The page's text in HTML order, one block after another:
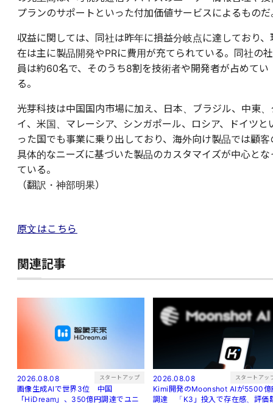
プランのサポートといった付加価値サービスによるものだ
収益に関しては、同社は昨年に損益分岐点に達しており、
在は主に製品開発やPRに費用が充てられている。同社の社
員は約60名で、そのうち8割を技術者や開発者が占めてい
る。
光芽科技は中国国内市場に加え、日本、ブラジル、中東、
イ、米国、マレーシア、シンガポール、ロシア、ドイツと
った国でも事業に乗り出しており、海外向け製品では顧客
具体的なニーズに基づいた製品のカスタマイズが中心とな
ている。
（翻訳・神部明果）
原文はこちら
関連記事
2026.08.08 スタートアップ
画像生成AIで世界3位 中国
「HiDream」、350億円調達でユニ
2026.08.08 スタートアッ
Kimi開発のMoonshot AIが5500億
調達 「K3」投入で存在感、評価